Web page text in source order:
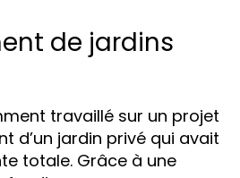
de jardins
travaillé sur un projet
d’un jardin privé qui avait
totale. Grâce à une